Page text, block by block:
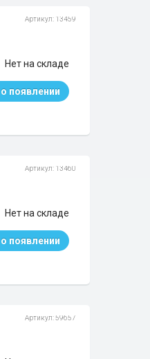
Артикул: 13459
Нет на складе
появлении
Артикул: 13460
Нет на складе
появлении
Артикул: 59657